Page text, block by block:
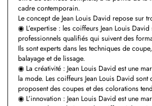
cadre contemporain.
Le concept de Jean Louis David repose sur
◉ L’expertise : les coiffeurs Jean Louis David
professionnels qualifiés qui suivent des
Ils sont experts dans les techniques de
balayage et de lissage.
◉ La créativité : Jean Louis David est une
la mode. Les coiffeurs Jean Louis David sont
proposent des coupes et des colorations
◉ L’innovation : Jean Louis David est une